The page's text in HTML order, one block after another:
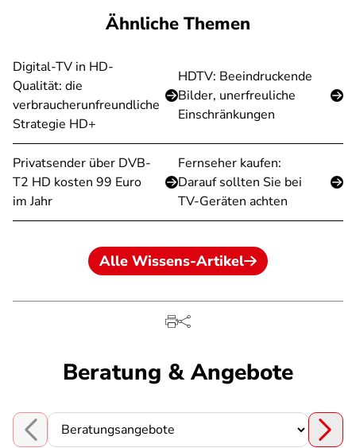
Ähnliche Themen
Digital-TV in HD-
Qualität: die
verbraucherunfreundliche
Strategie HD+
HDTV: Beeindruckende
Bilder, unerfreuliche
Einschränkungen
Privatsender über DVB-
T2 HD kosten 99 Euro
im Jahr
Fernseher kaufen:
Darauf sollten Sie bei
TV-Geräten achten
Alle Wissens-Artikel
Beratung & Angebote
Choose a section